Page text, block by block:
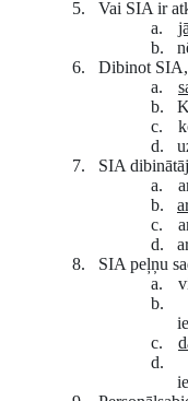
5.
Vai SIA ir
a.
jā
b.
6.
Dibinot SIA,
a.
b.
c.
d.
7.
SIA
a.
b.
c.
d.
8.
SIA peļņu
a.
b.
c.
d.